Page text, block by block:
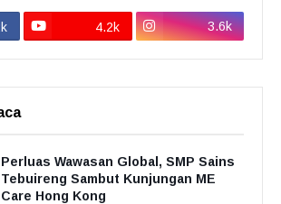
4.2k 3.6k
Perluas Wawasan Global, SMP Sains
Tebuireng Sambut Kunjungan ME
Care Hong Kong